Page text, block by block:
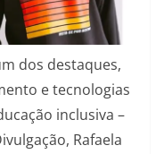
dos destaques,
e tecnologias
inclusiva –
Rafaela